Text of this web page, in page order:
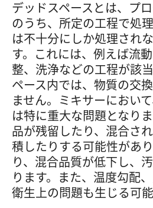
デッドスペースとは、プ
のうち、所定の工程で処
は不十分にしか処理され
す。これには、例えば流
整、洗浄などの工程が該
ペース内では、物質の交
ません。ミキサーにおい
は特に重大な問題となり
品が残留したり、混合さ
積したりする可能性があ
り、混合品質が低下し、
ります。また、温度勾配
衛生上の問題も生じる可能